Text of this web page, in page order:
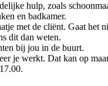
hulp, zoals
en badkamer.
met de cliënt. Gaat het
dit dan weten.
bij jou in de buurt.
je werkt. Dat kan op